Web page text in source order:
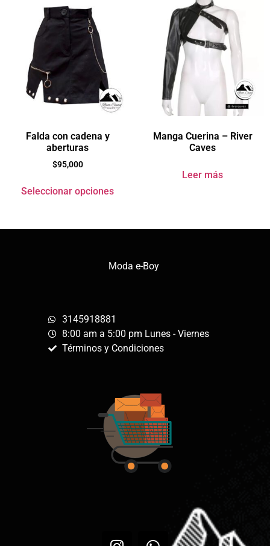
Falda con cadena y
aberturas
$95,000
Seleccionar opciones
Manga Cuerina – River
Caves
Leer más
Moda e-Boy
3145918881
8:00 am a 5:00 pm Lunes - Viernes
Términos y Condiciones